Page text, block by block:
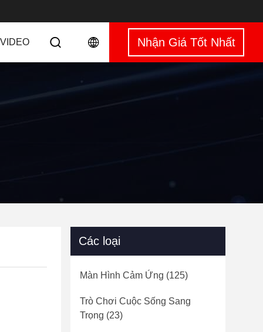
VIDEO Nhận Giá Tốt Nhất
Các loại
Màn Hình Cảm Ứng (125)
Trò Chơi Cuộc Sống Sang
Trọng (23)